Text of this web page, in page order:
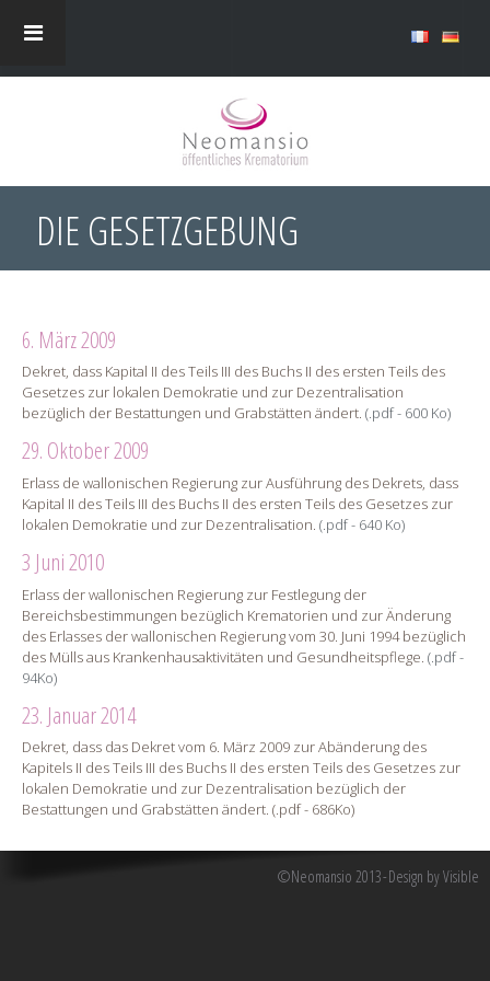
DIE GESETZGEBUNG
6. März 2009
Dekret, dass Kapital II des Teils III des Buchs II des ersten Teils des
Gesetzes zur lokalen Demokratie und zur Dezentralisation
bezüglich der Bestattungen und Grabstätten ändert. (.pdf - 600 Ko)
29. Oktober 2009
Erlass de wallonischen Regierung zur Ausführung des Dekrets, dass
Kapital II des Teils III des Buchs II des ersten Teils des Gesetzes zur
lokalen Demokratie und zur Dezentralisation. (.pdf - 640 Ko)
3 Juni 2010
Erlass der wallonischen Regierung zur Festlegung der
Bereichsbestimmungen bezüglich Krematorien und zur Änderung
des Erlasses der wallonischen Regierung vom 30. Juni 1994 bezüglich
des Mülls aus Krankenhausaktivitäten und Gesundheitspflege. (.pdf -
94Ko)
23. Januar 2014
Dekret, dass das Dekret vom 6. März 2009 zur Abänderung des
Kapitels II des Teils III des Buchs II des ersten Teils des Gesetzes zur
lokalen Demokratie und zur Dezentralisation bezüglich der
Bestattungen und Grabstätten ändert. (.pdf - 686Ko)
©Neomansio 2013 Design by Visible